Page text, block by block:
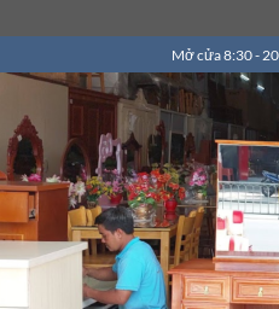
Mở cửa 8:30 -